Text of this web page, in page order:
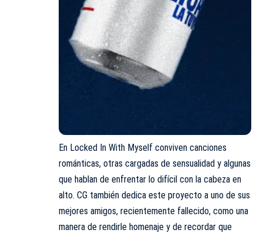
En Locked In With Myself conviven canciones
románticas, otras cargadas de sensualidad y algunas
que hablan de enfrentar lo difícil con la cabeza en
alto. CG también dedica este proyecto a uno de sus
mejores amigos, recientemente fallecido, como una
manera de rendirle homenaje y de recordar que